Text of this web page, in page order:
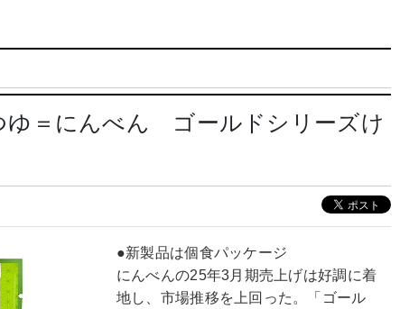
ゆ＝にんべん ゴールドシリーズけ
●新製品は個食パッケージ
にんべんの25年3月期売上げは好調に着
地し、市場推移を上回った。「ゴール